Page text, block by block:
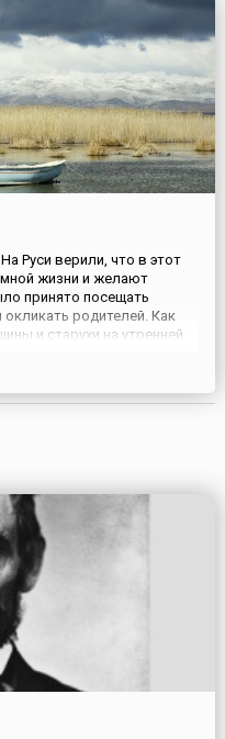
Руси верили, что в этот
жизни и желают
принято посещать
родителей. Как
и старухи на утренней